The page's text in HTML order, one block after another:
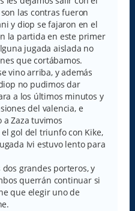
las contras fueron
y diop se fajaron en el
la partida en este primer
jugada aislada no
que cortábamos.
vino arriba, y además
no pudimos dar
a los últimos minutos y
del valencia, e
Zaza tuvimos
gol del triunfo con Kike,
Ivi estuvo lento para
dos grandes porteros, y
querrán continuar si
que elegir uno de